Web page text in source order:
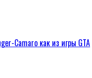
Camaro как из игры GTA